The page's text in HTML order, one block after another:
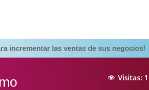
incrementar las ventas de sus negocios!
Visitas: